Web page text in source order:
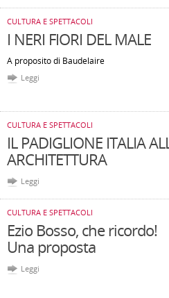
CULTURA E SPETTACOLI
I NERI FIORI DEL MALE
A proposito di Baudelaire
Leggi
CULTURA E SPETTACOLI
IL PADIGLIONE ITALIA
ARCHITETTURA
Leggi
CULTURA E SPETTACOLI
Ezio Bosso, che ricordo!
Una proposta
Leggi